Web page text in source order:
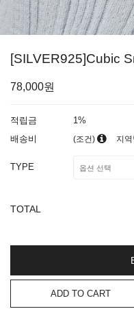
[SILVER925]Cubic
78,000원
적립금
1%
배송비
(조건) 지역
TYPE
TOTAL
ADD TO CART